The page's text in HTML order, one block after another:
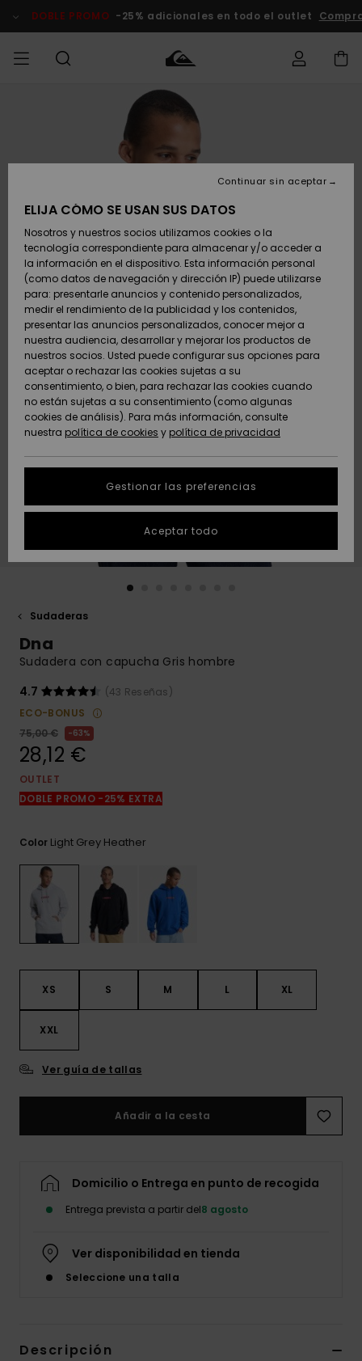
del
DOBLE PROMO -25% adicionales en todo el outlet
Ropa
Zapatos y
chanclas
Surf
Snow
Novedades
Destacados
Ropa
Zapatos y
chanclas
Surf
Snow
Novedades
Destacados
Shop
Destacados
Snow
SURF
Surf Shop
Highlights
Comunidad
SNOW
Tienda
Hombre
Snow Niños
Tienda
Snow Mujer
Destacados
Comunidad
DOBLE
PROMO
Outlet
Outlet
Mujer
AYUDA &
CONTACTO
Accede a tu
Envio
Devoluciones
Pago
Tarjeta de
regalo
Quiksilver
Freedom
Protección de
datos
personales
Inicia una
conversación
la respuesta
respuestas a
las preguntas
contacto.
SOSTENIBILIDAD
Sudaderas
Dna
Sudadera con capucha Gris hombre
4.7
(43 Reseñas)
ECO-BONUS
75,00 €
63%
28,12 €
OUTLET
DOBLE PROMO -25% EXTRA
Color Light Grey Heather
XS S M L XL
XXL
Ver guía de tallas
Añadir a la cesta
Domicilio o Entrega en punto de recogida
Entrega prevista a partir del8 agosto
Ver disponibilidad en tienda
Seleccione una talla
Descripción
ELIJA CÓMO SE USAN SUS DATOS
Nosotros y nuestros socios utilizamos cookies o la
tecnología correspondiente para almacenar y/o acceder a
la información en el dispositivo. Esta información personal
(como datos de navegación y dirección IP) puede utilizarse
para: presentarle anuncios y contenido personalizados,
medir el rendimiento de la publicidad y los contenidos,
presentar las anuncios personalizados, conocer mejor a
nuestra audiencia, desarrollar y mejorar los productos de
nuestros socios. Usted puede configurar sus opciones para
aceptar o rechazar las cookies sujetas a su
consentimiento, o bien, para rechazar las cookies cuando
no están sujetas a su consentimiento (como algunas
cookies de análisis). Para más información, consulte
nuestra política de cookies y política de privacidad
Gestionar las preferencias
Continuar sin aceptar
Aceptar todo